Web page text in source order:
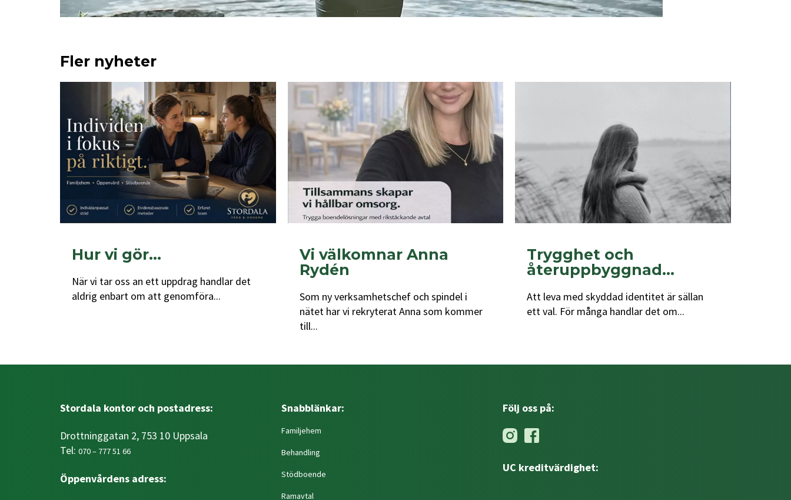
Fler nyheter
Hur vi gör…
När vi tar oss an ett uppdrag handlar det
aldrig enbart om att genomföra...
Vi välkomnar Anna
Rydén
Som ny verksamhetschef och spindel i
nätet har vi rekryterat Anna som kommer
till...
Trygghet och
återuppbyggnad...
Att leva med skyddad identitet är sällan
ett val. För många handlar det om...
Stordala kontor och postadress:
Drottninggatan 2, 753 10 Uppsala
Tel: 070 – 777 51 66
Öppenvårdens adress:
Snabblänkar:
Familjehem
Behandling
Stödboende
Ramavtal
Följ oss på:
UC kreditvärdighet: